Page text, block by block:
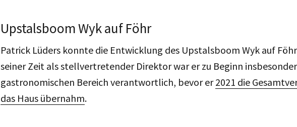
Upstalsboom Wyk auf Föhr
Patrick Lüders konnte die Entwicklung des Upstalsboom Wyk auf
seiner Zeit als stellvertretender Direktor war er zu Beginn
gastronomischen Bereich verantwortlich, bevor er2021 die
das Haus übernahm.